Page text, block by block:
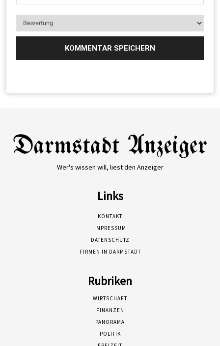
Wer's wissen will, liest den Anzeiger
Links
KONTAKT
IMPRESSUM
DATENSCHUTZ
FIRMEN IN DARMSTADT
Rubriken
WIRTSCHAFT
FINANZEN
PANORAMA
POLITIK